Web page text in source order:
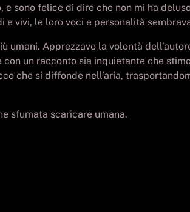
sono felice di dire che non mi ha
vivi, le loro voci e personalità
Apprezzavo la volontà
un racconto sia inquietante che
che si diffonde nell’aria,
sfumata scaricare umana.